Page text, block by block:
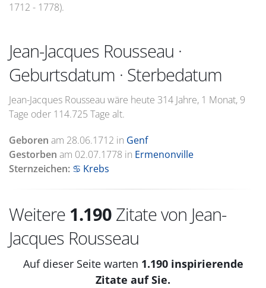
1712 - 1778).
Jean-Jacques Rousseau ·
Geburtsdatum · Sterbedatum
Jean-Jacques Rousseau wäre heute 314 Jahre, 1 Monat, 9
Tage oder 114.725 Tage alt.
Geboren am 28.06.1712 in Genf
Gestorben am 02.07.1778 in Ermenonville
Sternzeichen: ♋ Krebs
Weitere 1.190 Zitate von Jean-
Jacques Rousseau
Auf dieser Seite warten 1.190 inspirierende
Zitate auf Sie.